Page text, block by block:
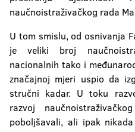
naučnoistraživačkog rada
U tom smislu, od osnivanja
je veliki broj
nacionalnih tako i
značajnoj mjeri uspio da
stručni kadar. U toku
razvoj
poboljšavali, ali ipak